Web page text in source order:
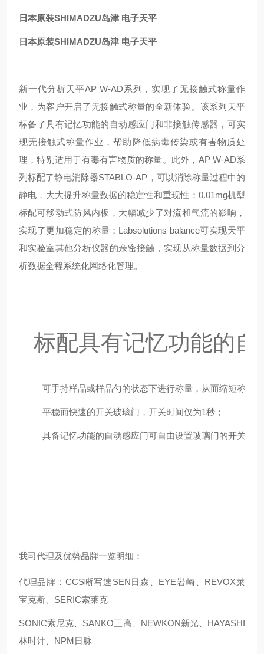
日本原装SHIMADZU岛津 电子天平
日本原装SHIMADZU岛津 电子天平
新一代分析天平AP W-AD系列，实现了无接触式称量作
业，为客户开启了无接触式称量的全新体验。该系列天平
标备了具有记忆功能的自动感应门和非接触传感器，可实
现无接触式称量作业，帮助降低病毒传染或有害物质处
理，特别适用于有毒有害物质的称量。此外，AP W-AD系
列标配了静电消除器STABLO-AP，可以消除称量过程中的
静电，大大提升称量数据的稳定性和重现性；0.01mg机型
标配可移动式防风内板，大幅减少了对流和气流的影响，
实现了更加稳定的称量；Labsolutions balance可实现天平
和实验室其他分析仪器的亲密接触，实现从称量数据到分
析数据全程系统化网络化管理。
标配具有记忆功能的
可手持样品或样品勺的状态下进行称量，从而缩短称量
平稳而快速的开关玻璃门，开关时间仅为1秒；
具备记忆功能的自动感应门可自由设置玻璃门的开关范
我司代理及优势品牌一览明细：
代理品牌：CCS晰写速SEN日森、EYE岩崎、REVOX莱
宝克斯、SERIC索莱克
SONIC索尼克、SANKO三高、NEWKON新光、HAYASHI
林时计、NPM日脉